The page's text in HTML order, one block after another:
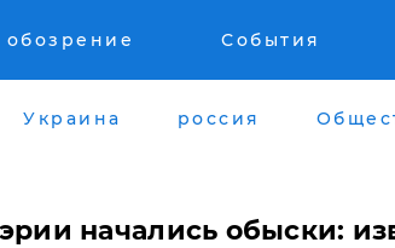
События
Украина россия
начались обыски: